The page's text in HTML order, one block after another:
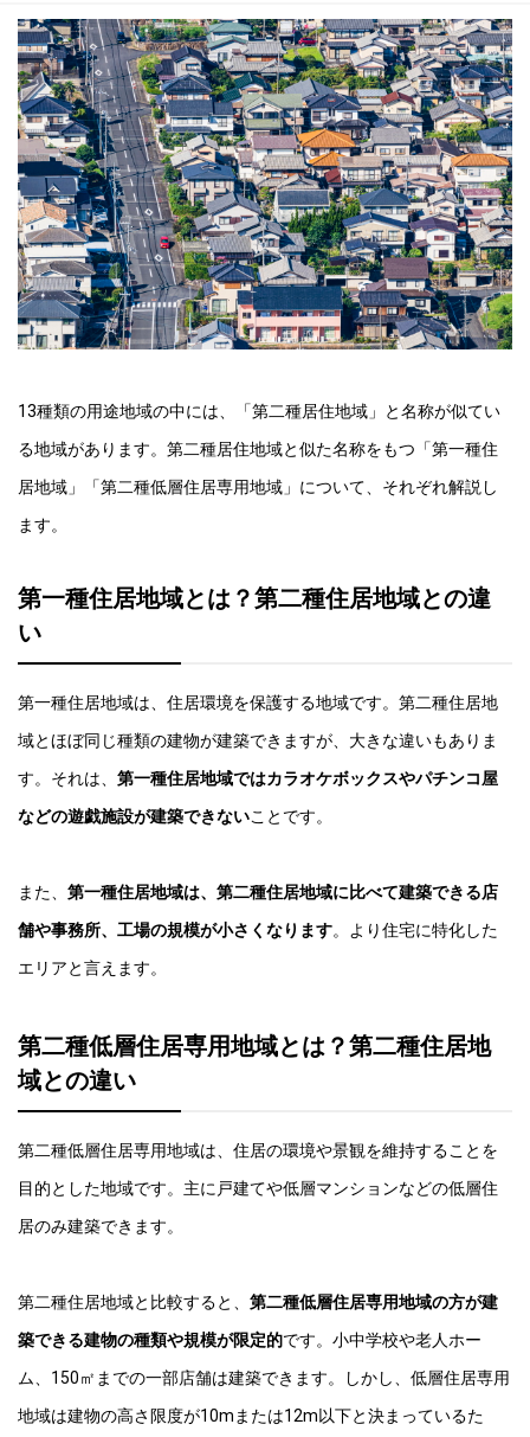
13種類の用途地域の中には、「第二種居住地域」と名称が似てい
る地域があります。第二種居住地域と似た名称をもつ「第一種住
居地域」「第二種低層住居専用地域」について、それぞれ解説し
ます。
第一種住居地域とは？第二種住居地域との違
い
第一種住居地域は、住居環境を保護する地域です。第二種住居地
域とほぼ同じ種類の建物が建築できますが、大きな違いもありま
す。それは、 第一種住居地域ではカラオケボックスやパチンコ屋
などの遊戯施設が建築できないことです。
また、 第一種住居地域は、第二種住居地域に比べて建築できる店
舗や事務所、工場の規模が小さくなります。より住宅に特化した
エリアと言えます。
第二種低層住居専用地域とは？第二種住居地
域との違い
第二種低層住居専用地域は、住居の環境や景観を維持することを
目的とした地域です。主に戸建てや低層マンションなどの低層住
居のみ建築できます。
第二種住居地域と比較すると、 第二種低層住居専用地域の方が建
築できる建物の種類や規模が限定的です。小中学校や老人ホー
ム、150㎡までの一部店舗は建築できます。しかし、低層住居専用
地域は建物の高さ限度が10mまたは12m以下と決まっているた